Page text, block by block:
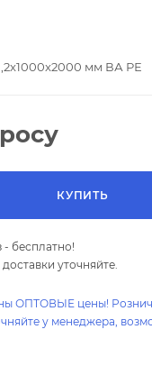
мм ВА РЕ
КУПИТЬ
бесплатно!
уточняйте.
ОПТОВЫЕ цены!
у менеджера,